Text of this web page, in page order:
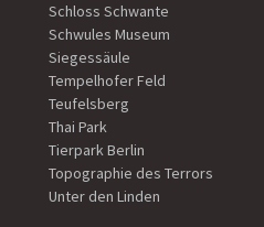
Schloss Schwante
Schwules Museum
Siegessäule
Tempelhofer Feld
Teufelsberg
Thai Park
Tierpark Berlin
Topographie des Terrors
Unter den Linden